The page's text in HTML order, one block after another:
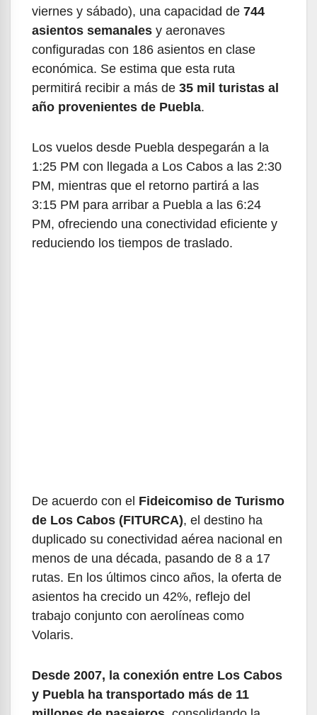
viernes y sábado), una capacidad de 744
asientos semanales y aeronaves
configuradas con 186 asientos en clase
económica. Se estima que esta ruta
permitirá recibir a más de 35 mil turistas al
año provenientes de Puebla.
Los vuelos desde Puebla despegarán a la
1:25 PM con llegada a Los Cabos a las 2:30
PM, mientras que el retorno partirá a las
3:15 PM para arribar a Puebla a las 6:24
PM, ofreciendo una conectividad eficiente y
reduciendo los tiempos de traslado.
De acuerdo con el Fideicomiso de Turismo
de Los Cabos (FITURCA), el destino ha
duplicado su conectividad aérea nacional en
menos de una década, pasando de 8 a 17
rutas. En los últimos cinco años, la oferta de
asientos ha crecido un 42%, reflejo del
trabajo conjunto con aerolíneas como
Volaris.
Desde 2007, la conexión entre Los Cabos
y Puebla ha transportado más de 11